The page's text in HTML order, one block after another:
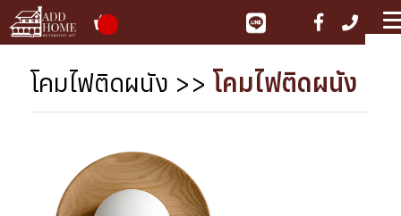
โคมไฟติดผนัง >> โคมไฟติดผนัง